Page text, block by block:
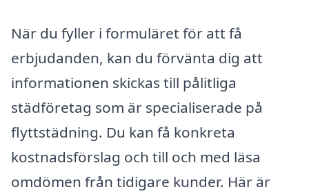
När du fyller i formuläret för att få
erbjudanden, kan du förvänta dig att
informationen skickas till pålitliga
städföretag som är specialiserade på
flyttstädning. Du kan få konkreta
kostnadsförslag och till och med läsa
omdömen från tidigare kunder. Här är